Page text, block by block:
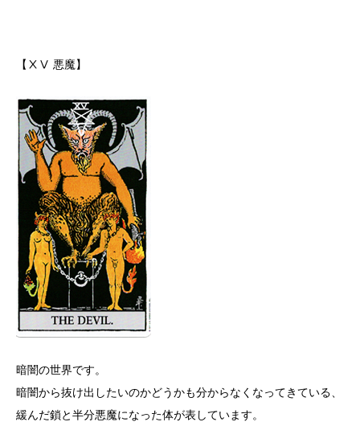
【ⅩⅤ 悪魔】
暗闇の世界です。
暗闇から抜け出したいのかどうかも分からなくなってきている、
緩んだ鎖と半分悪魔になった体が表しています。